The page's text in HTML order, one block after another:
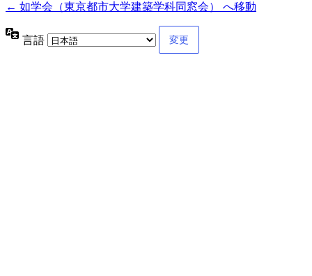
← 如学会（東京都市大学建築学科同窓会） へ移動
言語